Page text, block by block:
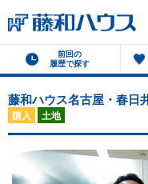
前回の
履歴で探す
藤和ハウス名古屋・春日
購入 土地